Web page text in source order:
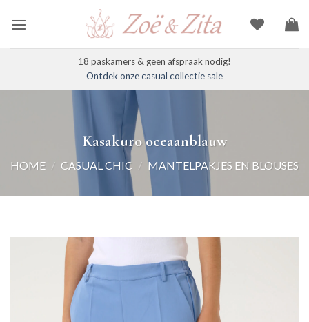
naar
18 paskamers & geen afspraak nodig!
Ontdek onze casual collectie sale
Kasakuro oceaanblauw
HOME / CASUAL CHIC / MANTELPAKJES EN BLOUSES